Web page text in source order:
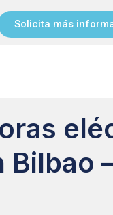
Solicita más
Bilbao